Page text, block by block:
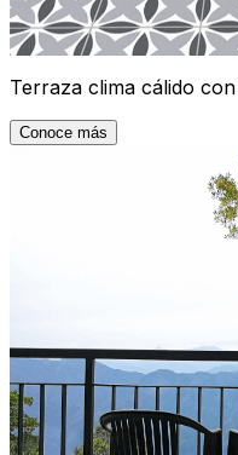
Terraza clima cálido
Conoce más